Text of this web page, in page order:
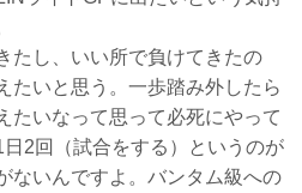
たし、いい所で負けてきたの
たいと思う。一歩踏み外したら
たいなって思って必死にやって
2回（試合をする）というのが
ないんですよ。バンタム級への